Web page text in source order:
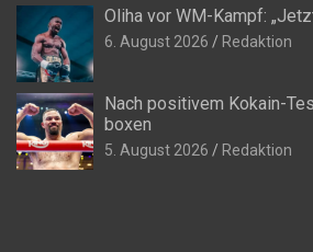
Oliha vor WM-Kampf:
6. August 2026 Redaktion
Nach positivem Kokain-
boxen
5. August 2026 Redaktion